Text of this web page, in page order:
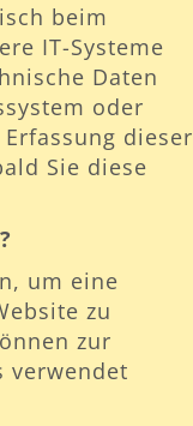
beim
IT-Systeme
Daten
oder
dieser
Sie diese
um eine
zu
zur
verwendet